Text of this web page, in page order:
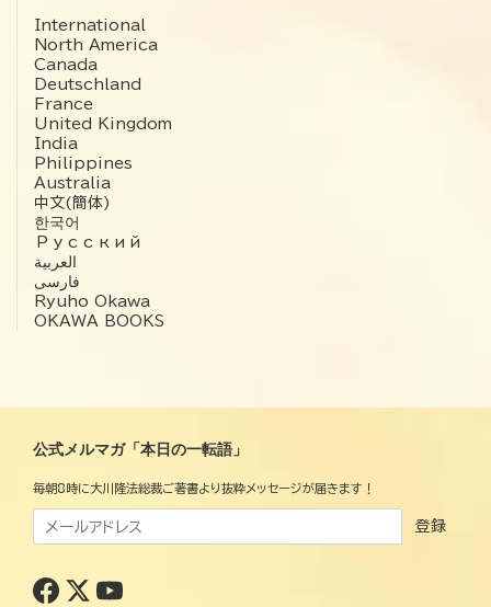
International
North America
Canada
Deutschland
France
United Kingdom
India
Philippines
Australia
中文(簡体)
한국어
Русский
العربية‏
فارسی
Ryuho Okawa
OKAWA BOOKS
公式メルマガ「本日の一転語」
毎朝8時に大川隆法総裁ご著書より抜粋メッセージが届きます！
登録